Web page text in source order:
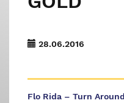
28.06.2016
Flo Rida – Turn